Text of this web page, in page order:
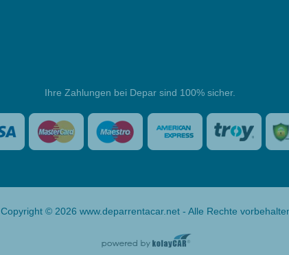
Ihre Zahlungen bei Depar sind 100% sicher.
Copyright © 2026 www.deparrentacar.net - Alle Rechte